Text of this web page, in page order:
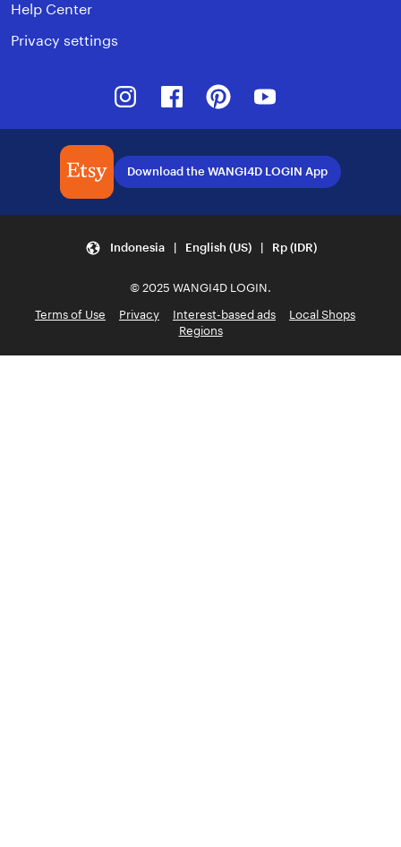
Help Center
Privacy settings
InstagramFacebookPinterest
Download the WANGI4D LOGIN App
Indonesia | English (US) | Rp (IDR)
© 2025 WANGI4D LOGIN.
Terms of Use
Privacy Interest-based ads
Local Shops
Regions